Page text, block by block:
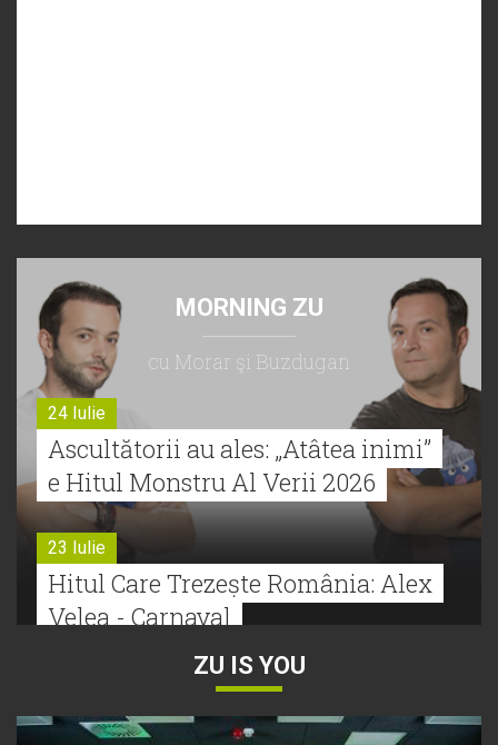
MORNING ZU
cu Morar şi Buzdugan
24 Iulie
Ascultătorii au ales: „Atâtea inimi”
e Hitul Monstru Al Verii 2026
23 Iulie
Hitul Care Trezește România: Alex
Velea - Carnaval
Bătălie strânsă la Hitul Monstru Al
ZU IS YOU